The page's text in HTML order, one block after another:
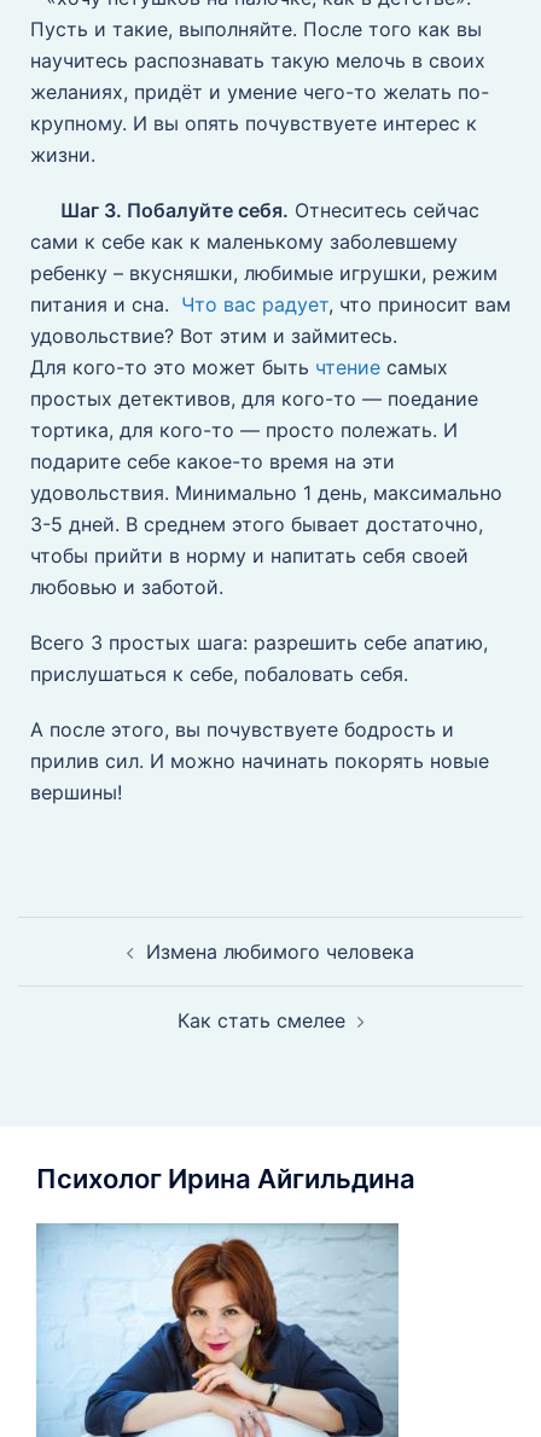
Пусть и такие, выполняйте. После того как вы
научитесь распознавать такую мелочь в своих
желаниях, придёт и умение чего-то желать по-
крупному. И вы опять почувствуете интерес к
жизни.
Шаг 3. Побалуйте себя. Отнеситесь сейчас
сами к себе как к маленькому заболевшему
ребенку – вкусняшки, любимые игрушки, режим
питания и сна. Что вас радует, что приносит вам
удовольствие? Вот этим и займитесь.
Для кого-то это может быть чтение самых
простых детективов, для кого-то — поедание
тортика, для кого-то — просто полежать. И
подарите себе какое-то время на эти
удовольствия. Минимально 1 день, максимально
3-5 дней. В среднем этого бывает достаточно,
чтобы прийти в норму и напитать себя своей
любовью и заботой.
Всего 3 простых шага: разрешить себе апатию,
прислушаться к себе, побаловать себя.
А после этого, вы почувствуете бодрость и
прилив сил. И можно начинать покорять новые
вершины!
Измена любимого человека
Как стать смелее
Психолог Ирина Айгильдина